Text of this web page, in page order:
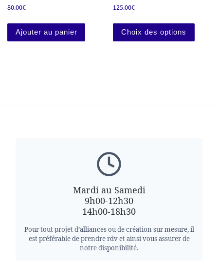
80.00€
Ajouter au panier
125.00€
Choix des options
Ce
Mardi au Samedi
9h00-12h30
14h00-18h30
Pour tout projet d’alliances ou de création sur mesure, il
est préférable de prendre rdv et ainsi vous assurer de
notre disponibilité.